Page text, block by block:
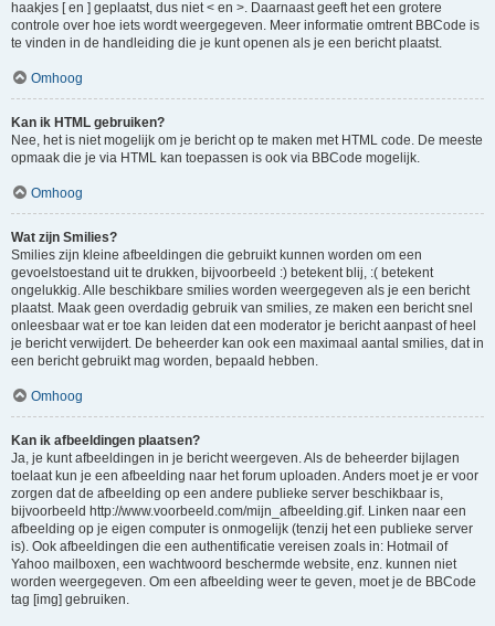
haakjes [ en ] geplaatst, dus niet < en >. Daarnaast geeft het een grotere
controle over hoe iets wordt weergegeven. Meer informatie omtrent BBCode is
te vinden in de handleiding die je kunt openen als je een bericht plaatst.
Omhoog
Kan ik HTML gebruiken?
Nee, het is niet mogelijk om je bericht op te maken met HTML code. De meeste
opmaak die je via HTML kan toepassen is ook via BBCode mogelijk.
Omhoog
Wat zijn Smilies?
Smilies zijn kleine afbeeldingen die gebruikt kunnen worden om een
gevoelstoestand uit te drukken, bijvoorbeeld :) betekent blij, :( betekent
ongelukkig. Alle beschikbare smilies worden weergegeven als je een bericht
plaatst. Maak geen overdadig gebruik van smilies, ze maken een bericht snel
onleesbaar wat er toe kan leiden dat een moderator je bericht aanpast of heel
je bericht verwijdert. De beheerder kan ook een maximaal aantal smilies, dat in
een bericht gebruikt mag worden, bepaald hebben.
Omhoog
Kan ik afbeeldingen plaatsen?
Ja, je kunt afbeeldingen in je bericht weergeven. Als de beheerder bijlagen
toelaat kun je een afbeelding naar het forum uploaden. Anders moet je er voor
zorgen dat de afbeelding op een andere publieke server beschikbaar is,
bijvoorbeeld http://www.voorbeeld.com/mijn_afbeelding.gif. Linken naar een
afbeelding op je eigen computer is onmogelijk (tenzij het een publieke server
is). Ook afbeeldingen die een authentificatie vereisen zoals in: Hotmail of
Yahoo mailboxen, een wachtwoord beschermde website, enz. kunnen niet
worden weergegeven. Om een afbeelding weer te geven, moet je de BBCode
tag [img] gebruiken.